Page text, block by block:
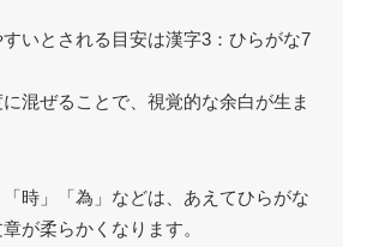
いとされる目安は漢字3：ひらがな7
混ぜることで、視覚的な余白が生ま
時」「為」などは、あえてひらがな
が柔らかくなります。